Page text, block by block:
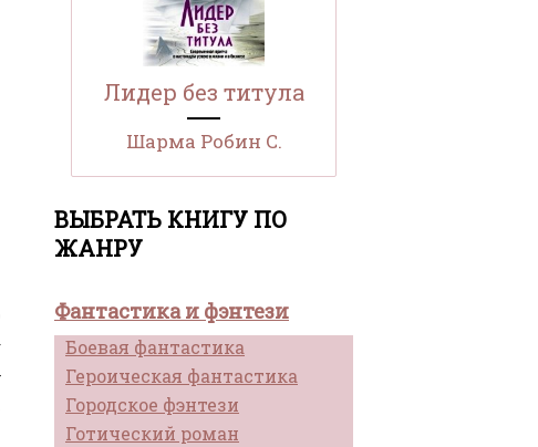
Лидер без титула
Шарма Робин С.
ВЫБРАТЬ КНИГУ ПО
ЖАНРУ
Фантастика и фэнтези
Боевая фантастика
Героическая фантастика
Городское фэнтези
Готический роман